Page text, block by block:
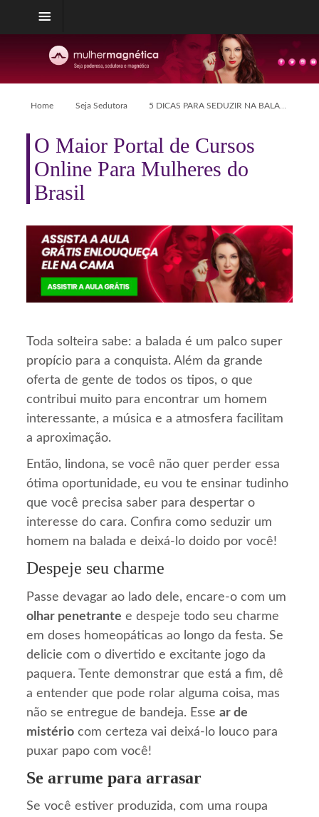
Home Seja Sedutora 5 DICAS PARA SEDUZIR NA BALADA
O Maior Portal de Cursos
Online Para Mulheres do
Brasil
Toda solteira sabe: a balada é um palco super
propício para a conquista. Além da grande
oferta de gente de todos os tipos, o que
contribui muito para encontrar um homem
interessante, a música e a atmosfera facilitam
a aproximação.
Então, lindona, se você não quer perder essa
ótima oportunidade, eu vou te ensinar tudinho
que você precisa saber para despertar o
interesse do cara. Confira como seduzir um
homem na balada e deixá-lo doido por você!
Despeje seu charme
Passe devagar ao lado dele, encare-o com um
olhar penetrante e despeje todo seu charme
em doses homeopáticas ao longo da festa. Se
delicie com o divertido e excitante jogo da
paquera. Tente demonstrar que está a fim, dê
a entender que pode rolar alguma coisa, mas
não se entregue de bandeja. Essear de
mistério com certeza vai deixá-lo louco para
puxar papo com você!
Se arrume para arrasar
Se você estiver produzida, com uma roupa